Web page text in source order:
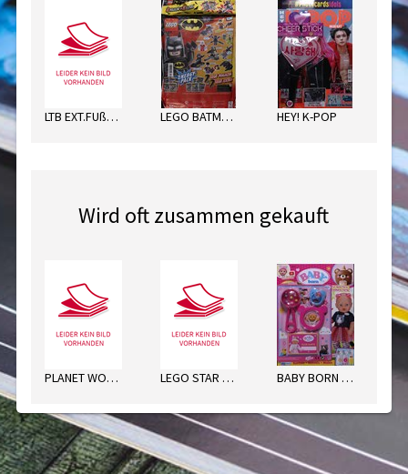
LTB EXT.FUßBALL SORT. LEGO BATMAN ENERGY PACK HEY! K-POP
Wird oft zusammen gekauft
PLANET WOW ULTRA SPAR-PACK LEGO STAR WARS-MÄCHT. ACT. WT BABY BORN MAGAZIN